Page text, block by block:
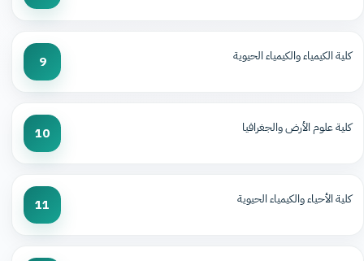
كلية الكيمياء والكيمياء الحيوية 9
كلية علوم الأرض والجغرافيا 10
كلية الأحياء والكيمياء الحيوية 11